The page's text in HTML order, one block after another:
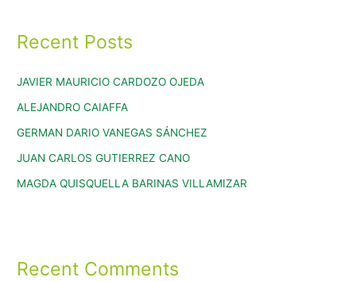
Recent Posts
JAVIER MAURICIO CARDOZO OJEDA
ALEJANDRO CAIAFFA
GERMAN DARIO VANEGAS SÁNCHEZ
JUAN CARLOS GUTIERREZ CANO
MAGDA QUISQUELLA BARINAS VILLAMIZAR
Recent Comments